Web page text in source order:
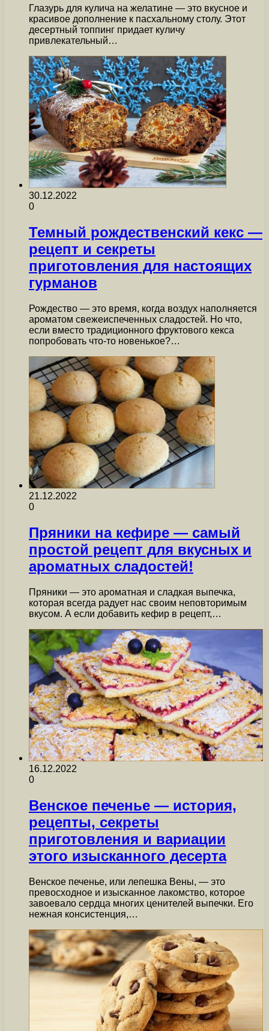
Глазурь для кулича на желатине — это вкусное и
красивое дополнение к пасхальному столу. Этот
десертный топпинг придает куличу
привлекательный…
30.12.2022
0
Темный рождественский кекс —
рецепт и секреты
приготовления для настоящих
гурманов
Рождество — это время, когда воздух наполняется
ароматом свежеиспеченных сладостей. Но что,
если вместо традиционного фруктового кекса
попробовать что-то новенькое?…
21.12.2022
0
Пряники на кефире — самый
простой рецепт для вкусных и
ароматных сладостей!
Пряники — это ароматная и сладкая выпечка,
которая всегда радует нас своим неповторимым
вкусом. А если добавить кефир в рецепт,…
16.12.2022
0
Венское печенье — история,
рецепты, секреты
приготовления и вариации
этого изысканного десерта
Венское печенье, или лепешка Вены, — это
превосходное и изысканное лакомство, которое
завоевало сердца многих ценителей выпечки. Его
нежная консистенция,…